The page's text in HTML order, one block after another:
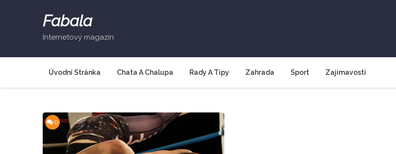
Fabala
Internetový magazín
Úvodní Stránka Chata A Chalupa Rady A Tipy Zahrada Sport Zajímavosti
0